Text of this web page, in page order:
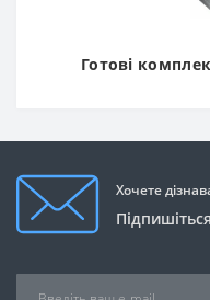
Готові
Хочете